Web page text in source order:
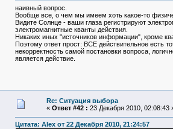
наивный вопрос.
Вообще все, о чем мы имеем хоть какое-то
Видите Солнце - ваши глаза регистрируют
электромагнитные кванты действия.
Никаких иных "источников информации", кроме
Поэтому ответ прост: ВСЕ действительное есть
некорректность самой постановки вопроса,
является действие.
Re: Ситуация выбора
« Ответ #42 : 23 Декабря 2010, 02:08:43
Цитата: Alex от 22 Декабря 2010, 21:24:57